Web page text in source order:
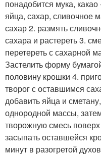
понадобится мука,
яйца, сахар, сливочное
сахар 2. размять
сахара и растереть 3.
перетереть с сахарной
Застелить форму
половину крошки 4.
творог с оставшимся
добавить яйца и
однородной массы,
творожную смесь
засыпать оставшейся
минут в разогретой